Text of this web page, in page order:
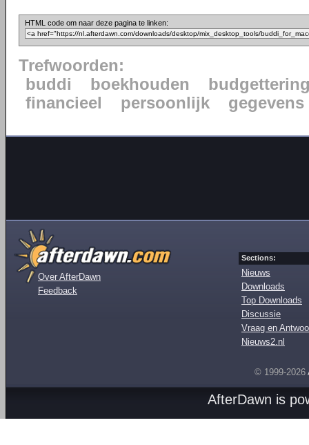
HTML code om naar deze pagina te linken:
Trefwoorden:
buddi
boekhouden
financieel
persoonlijk gegevens
Over AfterDawn
Feedback
Sections:
Nieuws
Downloads
Top Downloads
Discussie
Vraag en
Nieuws2.nl
© 1999-2026
AfterDawn is